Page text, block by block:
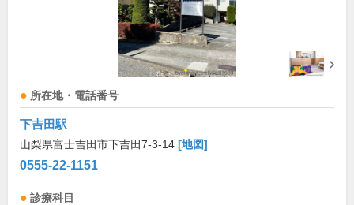
所在地・電話番号
下吉田駅
山梨県富士吉田市下吉田7-3-14 [地図]
0555-22-1151
診療科目